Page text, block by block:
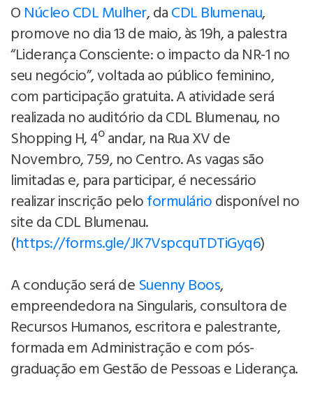
O Núcleo CDL Mulher, daCDL Blumenau,
promove no dia 13 de maio, às 19h, a palestra
“Liderança Consciente: o impacto da NR-1 no
seu negócio”, voltada ao público feminino,
com participação gratuita. A atividade será
realizada no auditório da CDL Blumenau, no
Shopping H, 4º andar, na Rua XV de
Novembro, 759, no Centro. As vagas são
limitadas e, para participar, é necessário
realizar inscrição peloformuláriodisponível no
site da CDL Blumenau.
(https://forms.gle/JK7VspcquTDTiGyq6)
A condução será de Suenny Boos,
empreendedora na Singularis, consultora de
Recursos Humanos, escritora e palestrante,
formada em Administração e com pós-
graduação em Gestão de Pessoas e Liderança.